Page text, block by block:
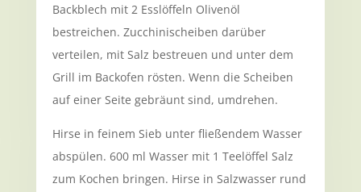
Backblech mit 2 Esslöffeln Olivenöl
bestreichen. Zucchinischeiben darüber
verteilen, mit Salz bestreuen und unter dem
Grill im Backofen rösten. Wenn die Scheiben
auf einer Seite gebräunt sind, umdrehen.
Hirse in feinem Sieb unter fließendem Wasser
abspülen. 600 ml Wasser mit 1 Teelöffel Salz
zum Kochen bringen. Hirse in Salzwasser rund